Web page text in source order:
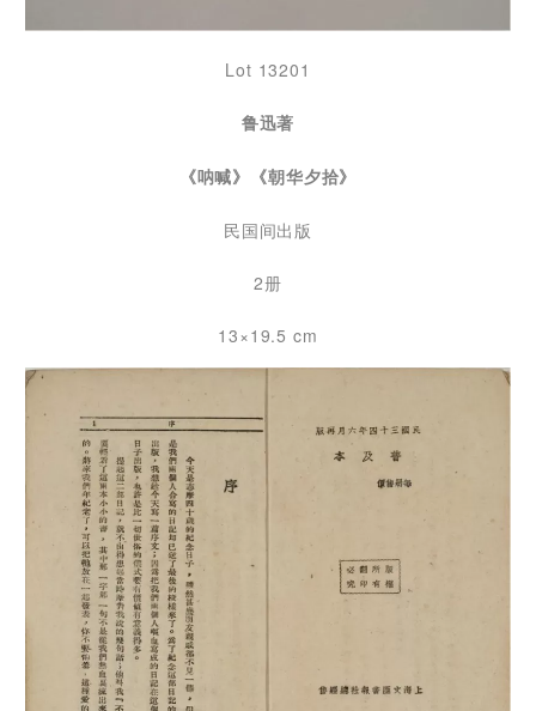
Lot 13201
鲁迅著
《呐喊》《朝华夕拾》
民国间出版
2册
13×19.5 cm